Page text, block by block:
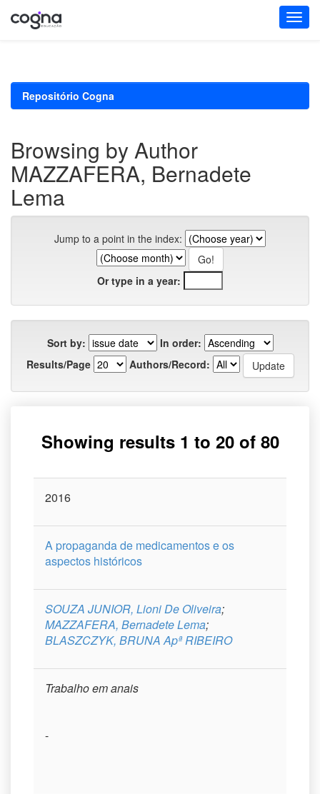
Repositório Cogna
Browsing by Author
MAZZAFERA, Bernadete
Lema
Jump to a point in the index:
Or type in a year:
Sort by:
In order:
Results/Page
Authors/Record:
Showing results 1 to 20 of 80
Issue
2016
A propaganda de medicamentos e os
aspectos históricos
SOUZA JUNIOR, Lioni De Oliveira;
MAZZAFERA, Bernadete Lema;
BLASZCZYK, BRUNA Apª RIBEIRO
Trabalho em anais
-